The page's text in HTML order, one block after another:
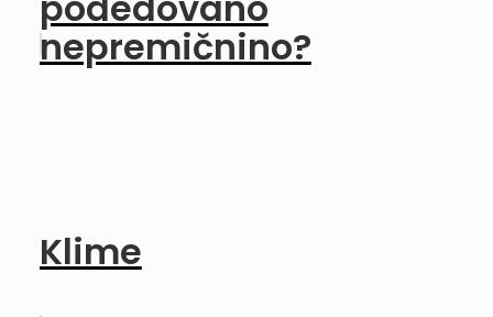
nepremičnino?
Klime